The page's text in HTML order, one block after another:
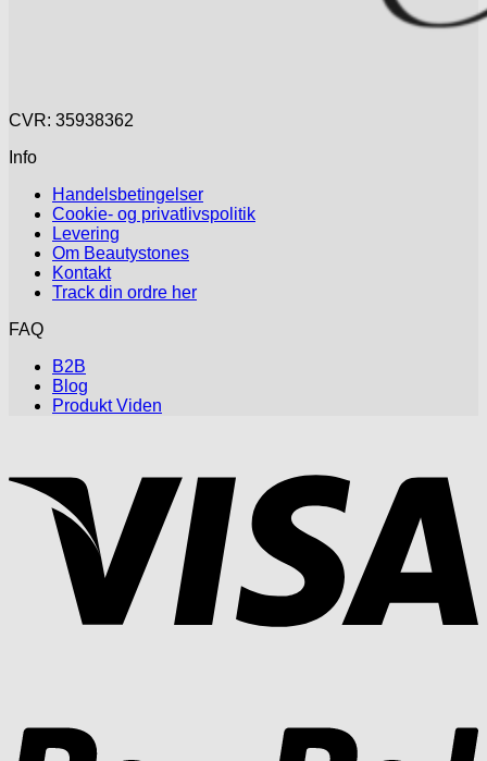
CVR: 35938362
Info
Handelsbetingelser
Cookie- og privatlivspolitik
Levering
Om Beautystones
Kontakt
Track din ordre her
FAQ
B2B
Blog
Produkt Viden